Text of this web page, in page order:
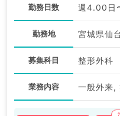
勤務日数 週4.00日
勤務地 宮城県仙
募集科目 整形外科
業務内容 一般外来,